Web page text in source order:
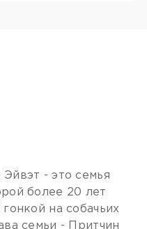
Эйвэт - это семья
более 20 лет
на собачьих
семьи - Притчин